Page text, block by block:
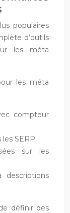
populaires
d’outils
les méta
les méta
compteur
SERP
sur les
définir des